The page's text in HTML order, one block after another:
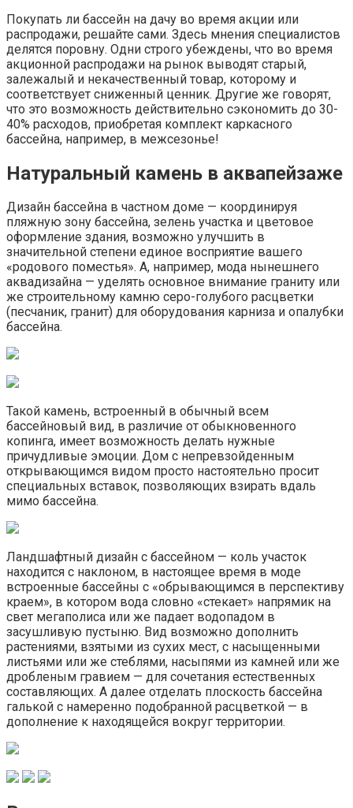
Покупать ли бассейн на дачу во время акции или
распродажи, решайте сами. Здесь мнения специалистов
делятся поровну. Одни строго убеждены, что во время
акционной распродажи на рынок выводят старый,
залежалый и некачественный товар, которому и
соответствует сниженный ценник. Другие же говорят,
что это возможность действительно сэкономить до 30-
40% расходов, приобретая комплект каркасного
бассейна, например, в межсезонье!
Натуральный камень в аквапейзаже
Дизайн бассейна в частном доме — координируя
пляжную зону бассейна, зелень участка и цветовое
оформление здания, возможно улучшить в
значительной степени единое восприятие вашего
«родового поместья». А, например, мода нынешнего
аквадизайна — уделять основное внимание граниту или
же строительному камню серо-голубого расцветки
(песчаник, гранит) для оборудования карниза и опалубки
бассейна.
Такой камень, встроенный в обычный всем
бассейновый вид, в различие от обыкновенного
копинга, имеет возможность делать нужные
причудливые эмоции. Дом с непревзойденным
открывающимся видом просто настоятельно просит
специальных вставок, позволяющих взирать вдаль
мимо бассейна.
Ландшафтный дизайн с бассейном — коль участок
находится с наклоном, в настоящее время в моде
встроенные бассейны с «обрывающимся в перспективу
краем», в котором вода словно «стекает» напрямик на
свет мегаполиса или же падает водопадом в
засушливую пустыню. Вид возможно дополнить
растениями, взятыми из сухих мест, с насыщенными
листьями или же стеблями, насыпями из камней или же
дробленым гравием — для сочетания естественных
составляющих. А далее отделать плоскость бассейна
галькой с намеренно подобранной расцветкой — в
дополнение к находящейся вокруг территории.